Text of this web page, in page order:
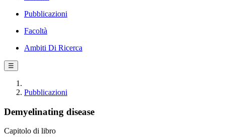
Pubblicazioni
Facoltà
Ambiti Di Ricerca
☰
Pubblicazioni
Demyelinating disease
Capitolo di libro